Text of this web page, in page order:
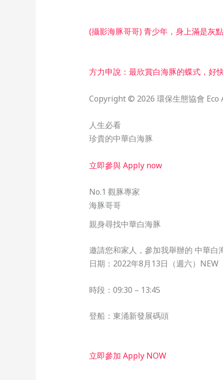
(攝影海豚哥哥) 青少年，身上滿是灰點
方力申說：最欣賞白海豚的蝶式，好
Copyright © 2026 環保生態協會
人生必看
珍貴的中華白海豚
立即參與 Apply now
No.1 觀豚專家
海豚哥哥
親身尋找中華白海豚
邀請您和家人，參加我舉辦的 中華白
日期：2022年8月13日（週六）NEW
時段：09:30 – 13:45
登船：東涌新發展碼頭
立即參加 Apply NOW